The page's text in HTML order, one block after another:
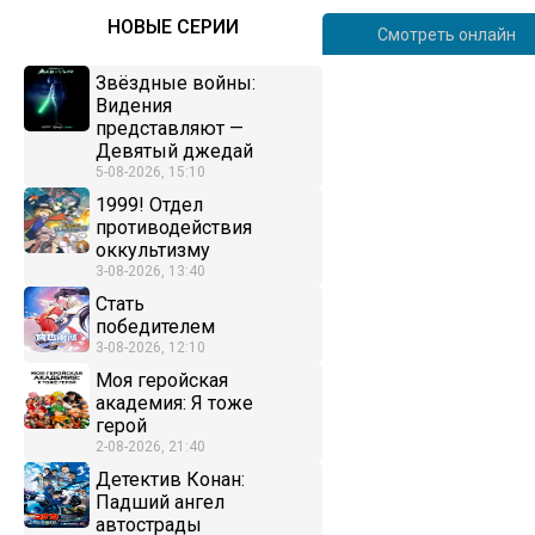
НОВЫЕ СЕРИИ
Звёздные войны:
Видения
представляют —
Девятый джедай
5-08-2026, 15:10
1999! Отдел
противодействия
оккультизму
3-08-2026, 13:40
Стать
победителем
3-08-2026, 12:10
Моя геройская
академия: Я тоже
герой
2-08-2026, 21:40
Детектив Конан:
Падший ангел
автострады
Смотреть онлайн